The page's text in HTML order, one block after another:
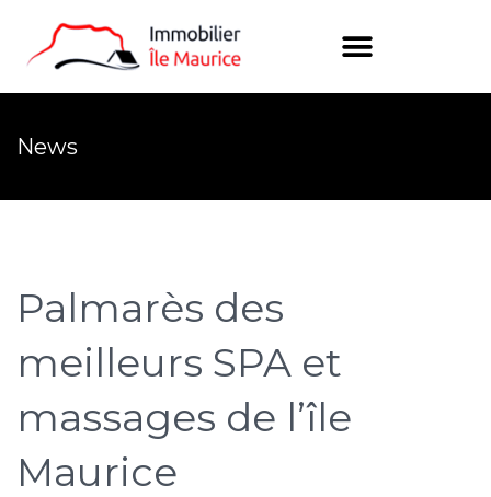
News
Palmarès des
meilleurs SPA et
massages de l’île
Maurice